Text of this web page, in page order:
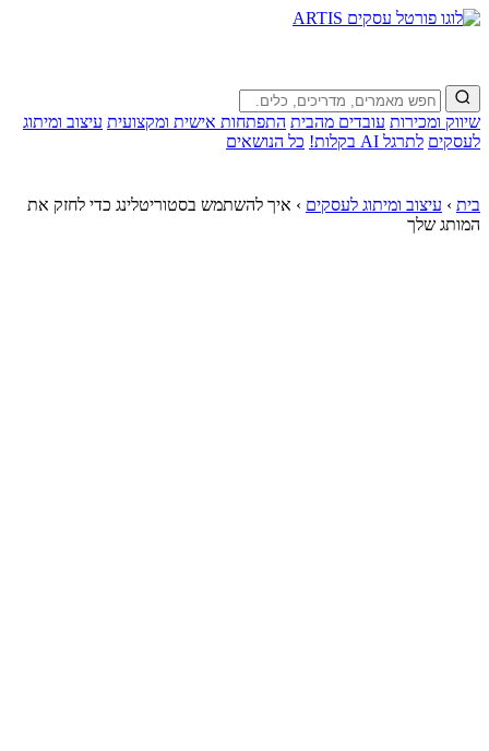
שיווק ומכירות עובדים מהבית התפתחות אישית ומקצועית עיצוב ומיתוג
לעסקים לתרגל AI בקלות! כל הנושאים
בית › עיצוב ומיתוג לעסקים › איך להשתמש בסטוריטלינג כדי לחזק את
המותג שלך